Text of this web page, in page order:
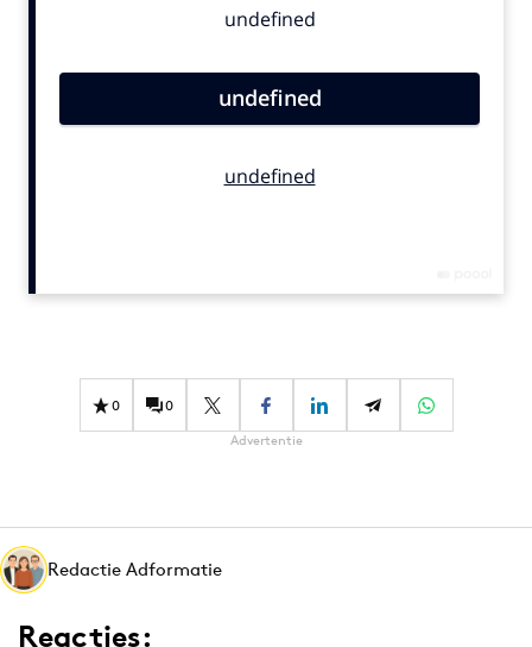
Contentmarketing
Effectiviteit
Gedragsverandering
Martech
Media
Merkstrategie
PR
0 0
Advertentie
Redactie Adformatie
Reacties: